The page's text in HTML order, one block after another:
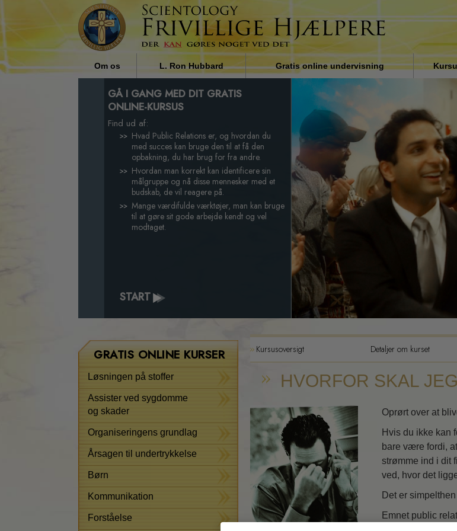
Om os
Hvem er de Frivillige Hjælpere?
Hvorfor hjælper vi?
L. Ron Hubbard
Religionens indflydelse i
samfundet af L. Ron Hubbard
Gratis online undervisning
skader
Børn
Det
GÅ I GANG MED DIT GRATIS
ONLINE-KURSUS
Find ud af:
Hvad Public Relations er, og hvordan du
med succes kan bruge den til at få den
opbakning, du har brug for fra andre.
Hvordan man korrekt kan identificere sin
målgruppe og nå disse mennesker med et
budskab, de vil reagere på.
Mange værdifulde værktøjer, man kan bruge
til at gøre sit gode arbejde kendt og vel
modtaget.
START
Kursusoversigt Detaljer om kurset
HVORFOR SKAL
Oprørt over at
Hvis du ikke kan
bare være fordi,
strømme ind i dit
ved, hvor det
Det er
Emnet public
GRATIS ONLINE KURSER
Løsningen på stoffer
Assister ved sygdomme
og skader
Organiseringens grundlag
Årsagen til undertrykkelse
Børn
Kommunikation
Forståelse